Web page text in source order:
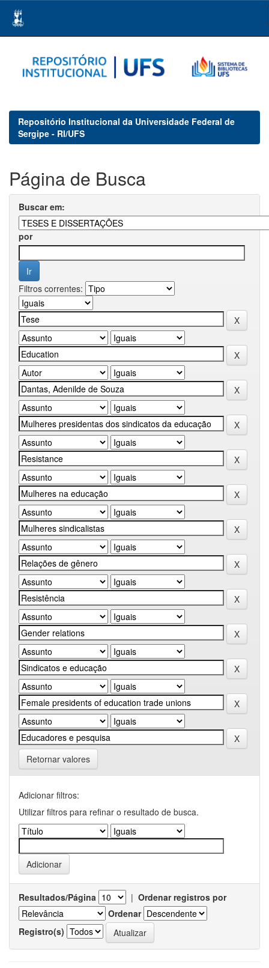
navigation
Repositório Institucional da Universidade Federal de
Sergipe - RI/UFS
Página de Busca
Buscar em:
por
Filtros correntes:
Retornar valores
Adicionar filtros:
Utilizar filtros para refinar o resultado de busca.
Resultados/Página | Ordenar registros por
Ordenar
Registro(s)